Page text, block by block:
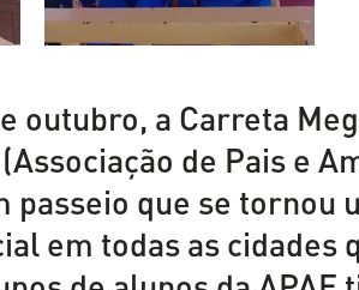
outubro, a Carreta
de Pais e
passeio que se tornou
em todas as cidades